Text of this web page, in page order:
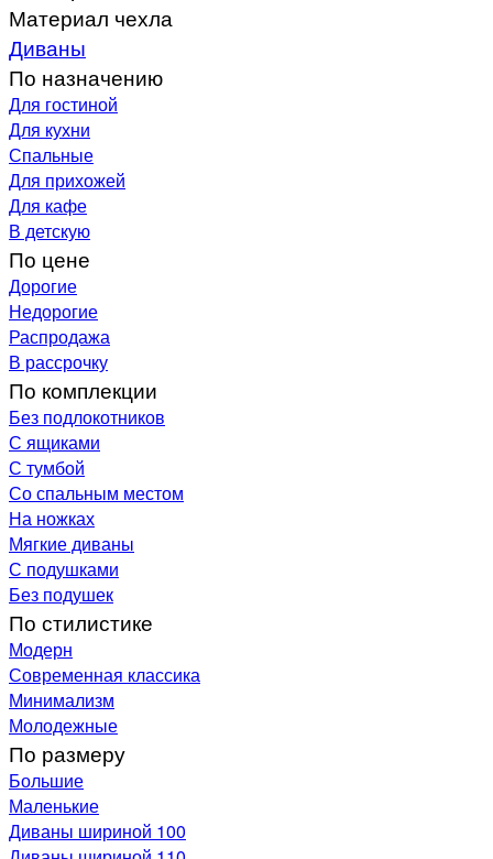
Материал чехла
Диваны
По назначению
Для гостиной
Для кухни
Спальные
Для прихожей
Для кафе
В детскую
По цене
Дорогие
Недорогие
Распродажа
В рассрочку
По комплекции
Без подлокотников
С ящиками
С тумбой
Со спальным местом
На ножках
Мягкие диваны
С подушками
Без подушек
По стилистике
Модерн
Современная классика
Минимализм
Молодежные
По размеру
Большие
Маленькие
Диваны шириной 100